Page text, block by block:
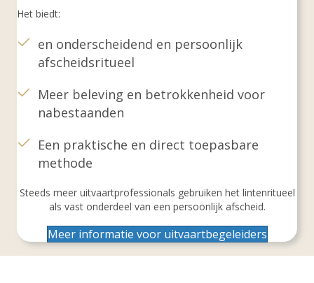
Het biedt:
en onderscheidend en persoonlijk
afscheidsritueel
Meer beleving en betrokkenheid voor
nabestaanden
Een praktische en direct toepasbare
methode
Steeds meer uitvaartprofessionals gebruiken het lintenritueel
als vast onderdeel van een persoonlijk afscheid.
Meer informatie voor uitvaartbegeleiders